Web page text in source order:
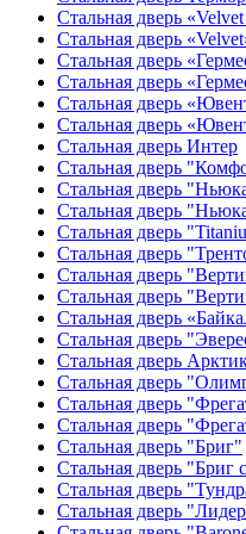
Стальная дверь
Стальная дверь
Стальная дверь
Стальная дверь
Стальная дверь
Стальная дверь
Стальная дверь Интер
Стальная дверь
Стальная дверь
Стальная дверь
Стальная дверь
Стальная дверь
Стальная дверь
Стальная дверь
Стальная дверь
Стальная дверь
Стальная дверь
Стальная дверь
Стальная дверь
Стальная дверь
Стальная дверь "Бриг"
Стальная дверь "Бриг
Стальная дверь
Стальная дверь